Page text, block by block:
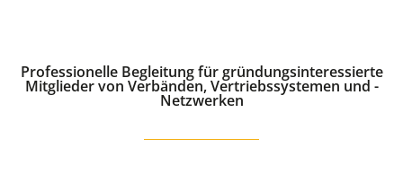
Professionelle Begleitung für gründungsinteressierte
Mitglieder von Verbänden, Vertriebssystemen und -
Netzwerken